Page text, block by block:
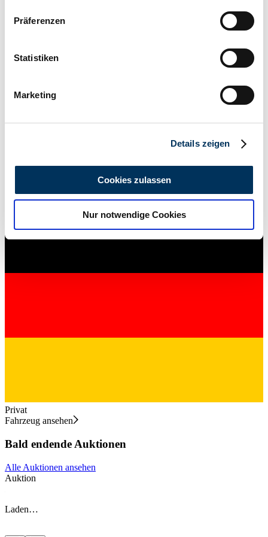
Informationen über Ihre geografische Lage
können
bestimmten Merkmalen (Fingerprinting) identifizieren
Erfahren Sie mehr darüber, wie Ihre persönlichen Daten
analysieren. Außerdem geben wir Informationen zu Ihrer
Verwendung unserer Website an unsere Partner für
soziale Medien, Werbung und Analysen weiter. Unsere
haben oder die sie im Rahmen Ihrer Nutzung der Dienste
Präferenzen
Statistiken
Marketing
Details zeigen
Cookies zulassen
Nur notwendige Cookies
Privat
Privat
Fahrzeug ansehen
Bald endende Auktionen
Alle Auktionen ansehen
Auktion
Laden…